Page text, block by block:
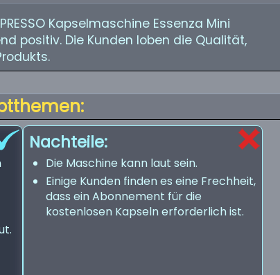
Kapselmaschine Essenza Mini
positiv. Die Kunden loben die Qualität,
Nachteile:
Die Maschine kann laut sein.
Einige Kunden finden es eine Frechheit,
dass ein Abonnement für die
kostenlosen Kapseln erforderlich ist.